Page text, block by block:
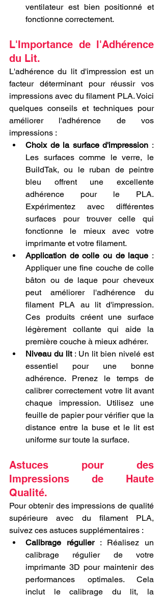
ventilateur est bien positionné et
fonctionne correctement.
L'Importance de l'Adhérence
du Lit.
L'adhérence du lit d'impression est un
facteur déterminant pour réussir vos
impressions avec du filament PLA. Voici
quelques conseils et techniques pour
améliorer l'adhérence de vos
impressions :
Choix de la surface d'impression :
Les surfaces comme le verre, le
BuildTak, ou le ruban de peintre
bleu offrent une excellente
adhérence pour le PLA.
Expérimentez avec différentes
surfaces pour trouver celle qui
fonctionne le mieux avec votre
imprimante et votre filament.
Application de colle ou de laque :
Appliquer une fine couche de colle
bâton ou de laque pour cheveux
peut améliorer l'adhérence du
filament PLA au lit d'impression.
Ces produits créent une surface
légèrement collante qui aide la
première couche à mieux adhérer.
Niveau du lit : Un lit bien nivelé est
essentiel pour une bonne
adhérence. Prenez le temps de
calibrer correctement votre lit avant
chaque impression. Utilisez une
feuille de papier pour vérifier que la
distance entre la buse et le lit est
uniforme sur toute la surface.
Astuces pour des
Impressions de Haute
Qualité.
Pour obtenir des impressions de qualité
supérieure avec du filament PLA,
suivez ces astuces supplémentaires :
Calibrage régulier : Réalisez un
calibrage régulier de votre
imprimante 3D pour maintenir des
performances optimales. Cela
inclut le calibrage du lit, la